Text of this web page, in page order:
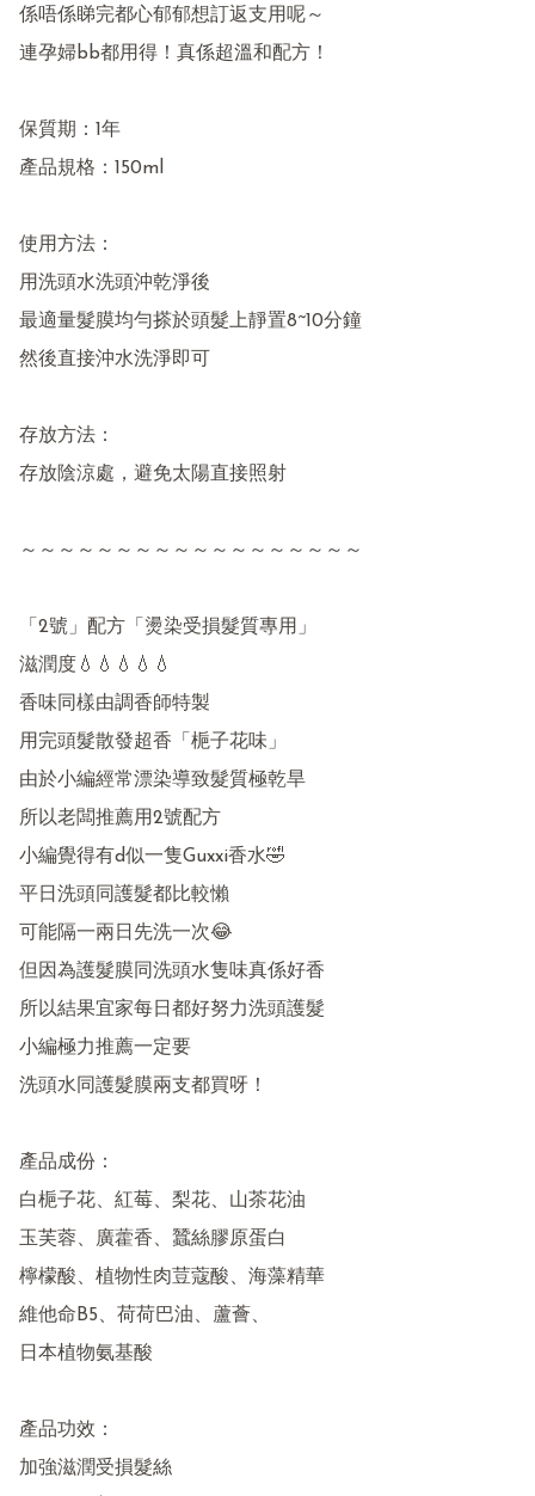
係唔係睇完都心郁郁想訂返支用呢～
連孕婦bb都用得！真係超溫和配方！
保質期：1年
產品規格：150ml
使用方法：
用洗頭水洗頭沖乾淨後
最適量髮膜均勻搽於頭髮上靜置8~10分鐘
然後直接沖水洗淨即可
存放方法：
存放陰涼處，避免太陽直接照射
～～～～～～～～～～～～～～～～～～
「2號」配方「燙染受損髮質專用」
滋潤度💧💧💧💧💧
香味同樣由調香師特製
用完頭髮散發超香「梔子花味」
由於小編經常漂染導致髮質極乾旱
所以老闆推薦用2號配方
小編覺得有d似一隻Guxxi香水🤣
平日洗頭同護髮都比較懶
可能隔一兩日先洗一次😂
但因為護髮膜同洗頭水隻味真係好香
所以結果宜家每日都好努力洗頭護髮
小編極力推薦一定要
洗頭水同護髮膜兩支都買呀！
產品成份：
白梔子花、紅莓、梨花、山茶花油
玉芙蓉、廣藿香、蠶絲膠原蛋白
檸檬酸、植物性肉荳蔻酸、海藻精華
維他命B5、荷荷巴油、蘆薈、
日本植物氨基酸
產品功效：
加強滋潤受損髮絲